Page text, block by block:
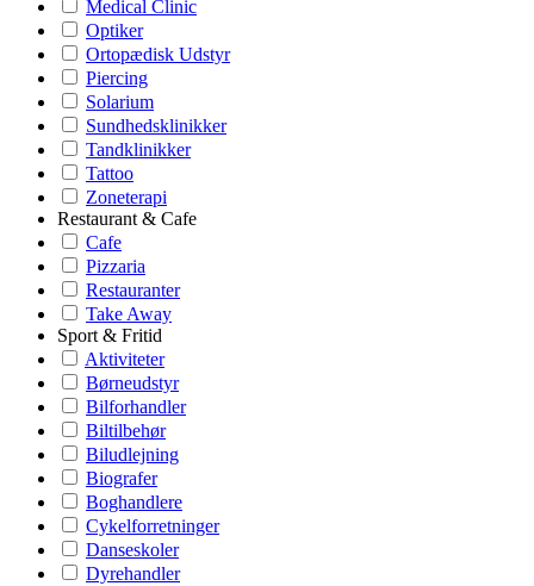
Medical Clinic
Optiker
Ortopædisk Udstyr
Piercing
Solarium
Sundhedsklinikker
Tandklinikker
Tattoo
Zoneterapi
Restaurant & Cafe
Cafe
Pizzaria
Restauranter
Take Away
Sport & Fritid
Aktiviteter
Børneudstyr
Bilforhandler
Biltilbehør
Biludlejning
Biografer
Boghandlere
Cykelforretninger
Danseskoler
Dyrehandler